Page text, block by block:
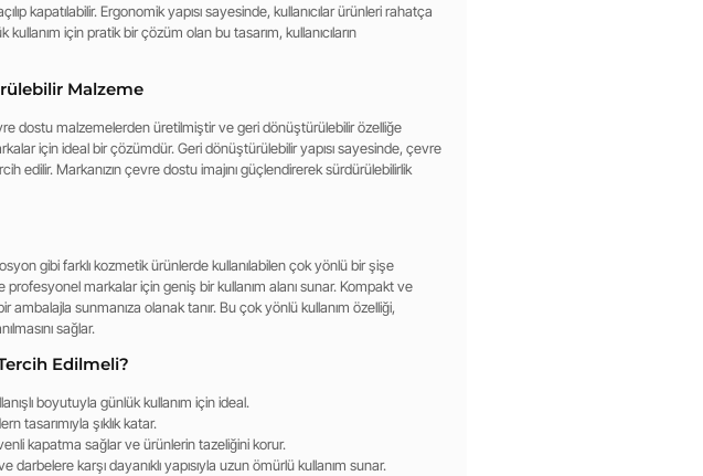
kapatılabilir. Ergonomik yapısı sayesinde, kullanıcılar ürünleri rahatça
kullanım için pratik bir çözüm olan bu tasarım, kullanıcıların
Malzeme
dostu malzemelerden üretilmiştir ve geri dönüştürülebilir özelliğe
için ideal bir çözümdür. Geri dönüştürülebilir yapısı sayesinde, çevre
edilir. Markanızın çevre dostu imajını güçlendirerek sürdürülebilirlik
gibi farklı kozmetik ürünlerde kullanılabilen çok yönlü bir şişe
markalar için geniş bir kullanım alanı sunar. Kompakt ve
ambalajla sunmanıza olanak tanır. Bu çok yönlü kullanım özelliği,
sağlar.
Edilmeli?
boyutuyla günlük kullanım için ideal.
tasarımıyla şıklık katar.
kapatma sağlar ve ürünlerin tazeliğini korur.
darbelere karşı dayanıklı yapısıyla uzun ömürlü kullanım sunar.